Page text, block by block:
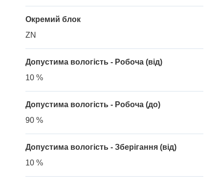
Окремий блок
ZN
Допустима вологість - Робоча (від)
10 %
Допустима вологість - Робоча (до)
90 %
Допустима вологість - Зберігання (від)
10 %